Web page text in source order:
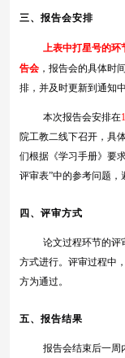
三、报告会安排
上表中打星号的环
告会 ， 报告会的具体时间
排，并及时更新到通知
本次报告会安排在
院工教二线下召开，具
们根据《学习手册》要
评审表”中的参考问题，
四 、评审方式
论文过程环节的评
方式进行。评审过程中
方为通过。
五、报告结果
报告会结束后一周